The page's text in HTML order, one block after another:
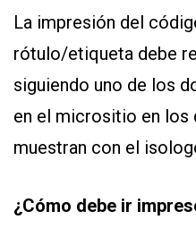
La impresión del
rótulo/etiqueta debe
siguiendo uno de los
en el micrositio en los
muestran con el
¿Cómo debe ir